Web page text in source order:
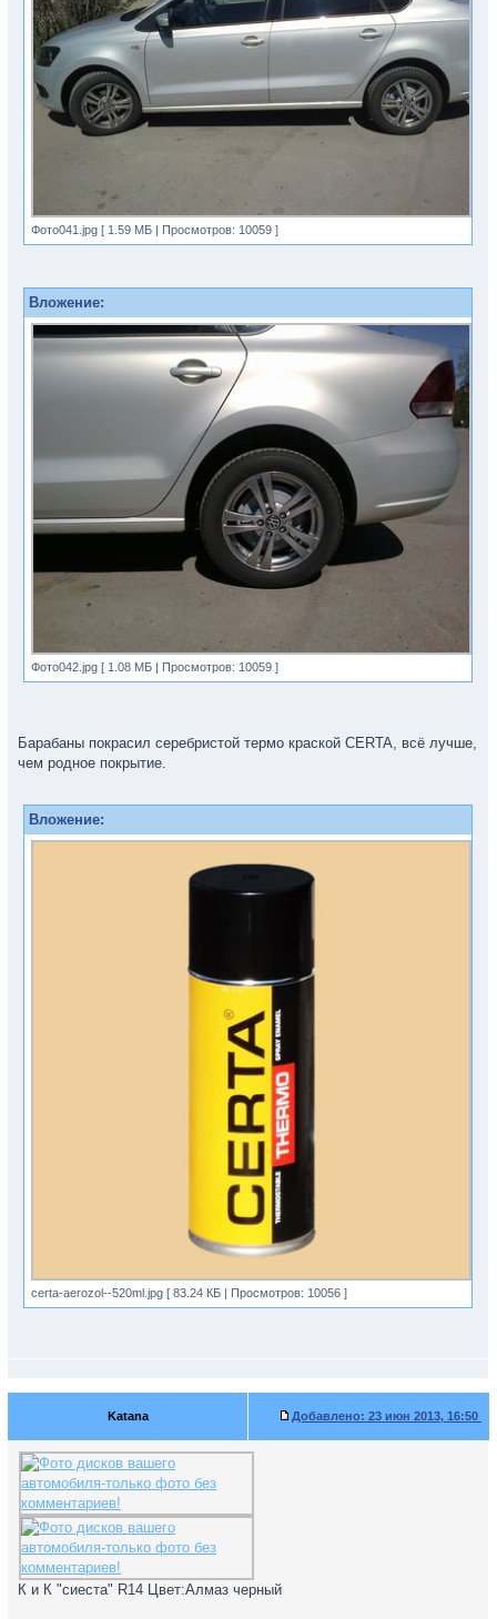
Фото041.jpg [ 1.59 МБ | Просмотров: 10059 ]
Вложение:
Фото042.jpg [ 1.08 МБ | Просмотров: 10059 ]
Барабаны покрасил серебристой термо краской CERTA, всё лучше,
чем родное покрытие.
Вложение:
certa-aerozol--520ml.jpg [ 83.24 КБ | Просмотров: 10056 ]
Katana Добавлено: 23 июн 2013, 16:50
К и К "сиеста" R14 Цвет:Алмаз черный